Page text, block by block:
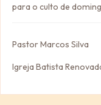
para o culto de
Pastor Marcos Silva
Igreja Batista